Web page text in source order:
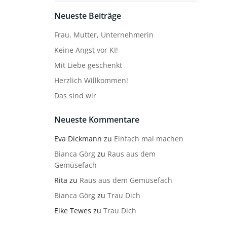
Neueste Beiträge
Frau, Mutter, Unternehmerin
Keine Angst vor KI!
Mit Liebe geschenkt
Herzlich Willkommen!
Das sind wir
Neueste Kommentare
Eva Dickmann zu Einfach mal machen
Bianca Görgzu Raus aus dem
Gemüsefach
Rita zu Raus aus dem Gemüsefach
Bianca Görgzu Trau Dich
Elke Tewes zu Trau Dich